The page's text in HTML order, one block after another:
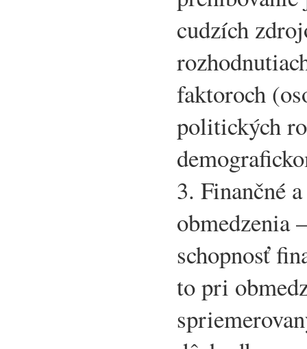
cudzích
faktoroch
politických
3. Finančné
obmedzenia
schopnosť
to pri